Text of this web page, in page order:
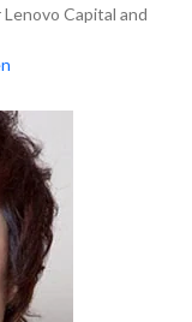
Capital and